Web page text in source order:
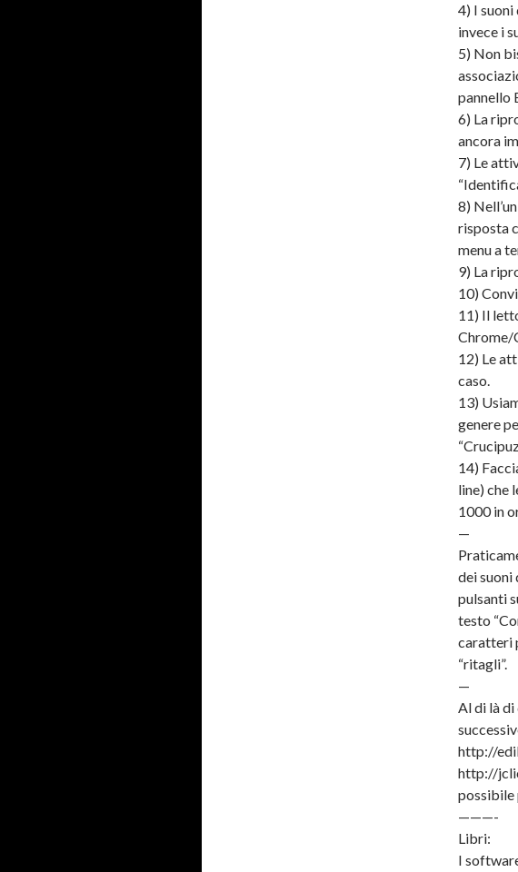
4) I
invece i
5) Non
pannello
6) La
ancora
7) Le
8)
risposta
menu a
9) La
10)
11) Il
Chrome/
12) Le
caso.
13)
genere
14)
line) che
1000 in
—
dei suoni
pulsanti
testo
caratteri
“ritagli”.
—
Al di là
http://
http://
possibile
———-
Libri:
I